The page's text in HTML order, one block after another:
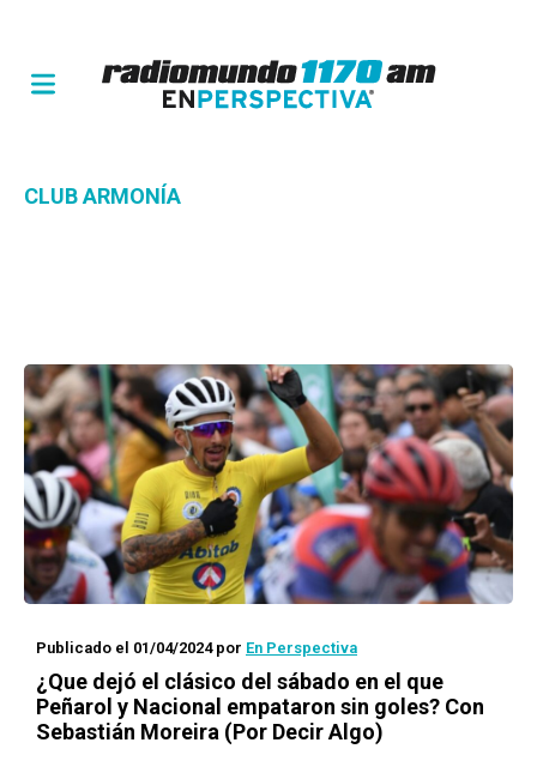
CLUB ARMONÍA
Publicado el 01/04/2024por En Perspectiva
¿Que dejó el clásico del sábado en el que
Peñarol y Nacional empataron sin goles? Con
Sebastián Moreira (Por Decir Algo)